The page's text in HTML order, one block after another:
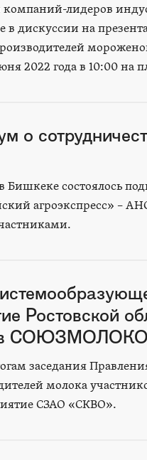
компаний-лидеров
в дискуссии на
2022 года в 10:00 на
о
состоялось
агроэкспресс» –
Ростовской
в СОЮЗМОЛОКО
заседания
молока
СЗАО «СКВО».